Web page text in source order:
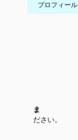
プロフィール
ま
ださい。